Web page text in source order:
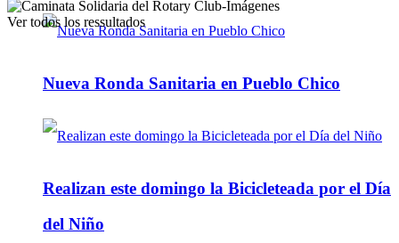
Nueva Ronda Sanitaria en Pueblo Chico
Realizan este domingo la Bicicleteada por el Día
del Niño
Ver todos los ressultados